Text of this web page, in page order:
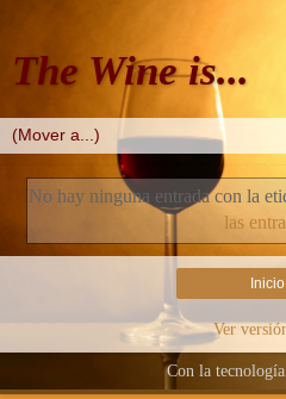
The Wine is...
No hay ninguna entrada con la
las
Inicio
Ver
Con la